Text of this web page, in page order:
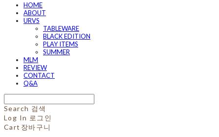
HOME
ABOUT
URVS
TABLEWARE
BLACK EDITION
PLAY ITEMS
SUMMER
MLM
REVIEW
CONTACT
Q&A
Search 검색
Log In 로그인
Cart 장바구니